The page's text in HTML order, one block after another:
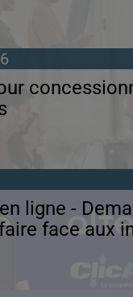
ligne -
face aux